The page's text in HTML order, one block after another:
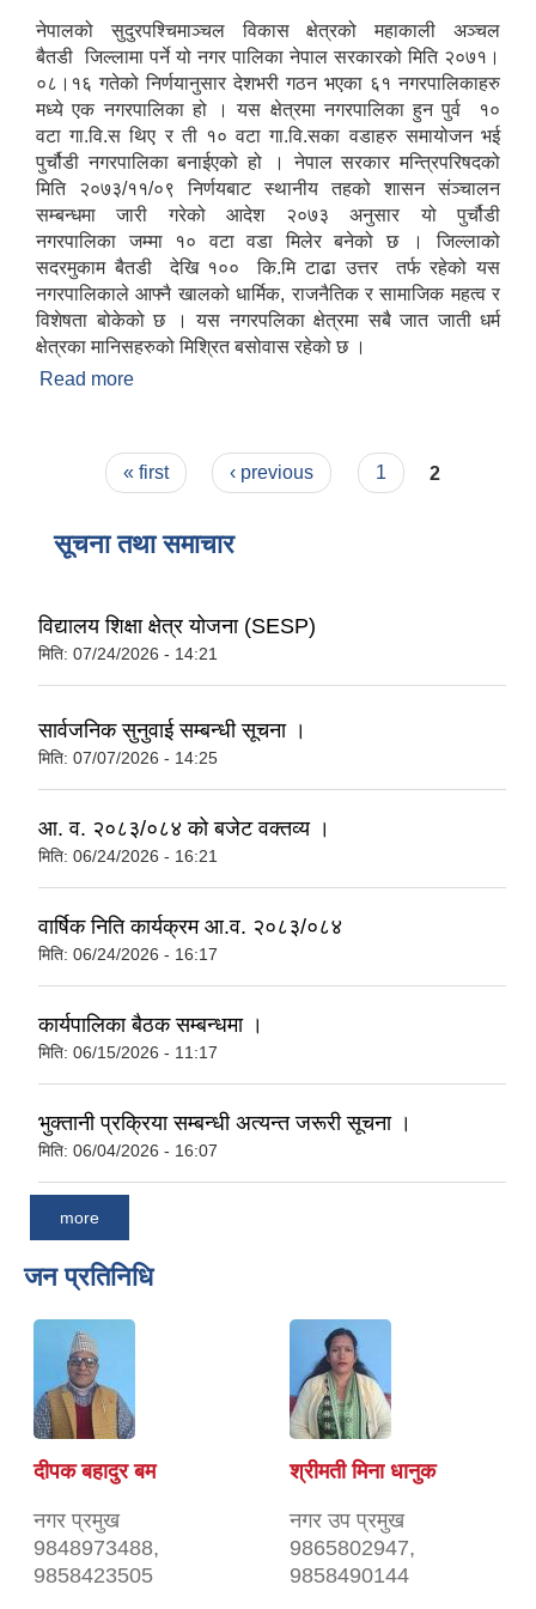
नेपालको सुदुरपश्चिमाञ्चल विकास क्षेत्रको महाकाली अञ्चल
बैतडी जिल्लामा पर्ने यो नगर पालिका नेपाल सरकारको मिति २०७१।
०८।१६ गतेको निर्णयानुसार देशभरी गठन भएका ६१ नगरपालिकाहरु
मध्ये एक नगरपालिका हो । यस क्षेत्रमा नगरपालिका हुन पुर्व १०
वटा गा.वि.स थिए र ती १० वटा गा.वि.सका वडाहरु समायोजन भई
पुर्चौडी नगरपालिका बनाईएको हो । नेपाल सरकार मन्त्रिपरिषदको
मिति २०७३/११/०९ निर्णयबाट स्थानीय तहको शासन संञ्चालन
सम्बन्धमा जारी गरेको आदेश २०७३ अनुसार यो पुर्चौडी
नगरपालिका जम्मा १० वटा वडा मिलेर बनेको छ । जिल्लाको
सदरमुकाम बैतडी देखि १०० कि.मि टाढा उत्तर तर्फ रहेको यस
नगरपालिकाले आफ्नै खालको धार्मिक, राजनैतिक र सामाजिक महत्व र
विशेषता बोकेको छ । यस नगरपलिका क्षेत्रमा सबै जात जाती धर्म
क्षेत्रका मानिसहरुको मिश्रित बसोवास रहेको छ ।
Read more
Pages« first ‹ previous 1 2
सूचना तथा समाचार
विद्यालय शिक्षा क्षेत्र योजना (SESP)
मिति: 07/24/2026 - 14:21
सार्वजनिक सुनुवाई सम्बन्धी सूचना ।
मिति: 07/07/2026 - 14:25
आ. व. २०८३/०८४ को बजेट वक्तव्य ।
मिति: 06/24/2026 - 16:21
वार्षिक निति कार्यक्रम आ.व. २०८३/०८४
मिति: 06/24/2026 - 16:17
कार्यपालिका बैठक सम्बन्धमा ।
मिति: 06/15/2026 - 11:17
भुक्तानी प्रक्रिया सम्बन्धी अत्यन्त जरूरी सूचना ।
मिति: 06/04/2026 - 16:07
more
जन प्रतिनिधि
दीपक बहादुर बम
नगर प्रमुख
9848973488,
9858423505
श्रीमती मिना धानुक
नगर उप प्रमुख
9865802947,
9858490144